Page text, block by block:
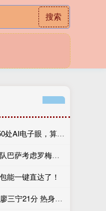
搜索
西藏炒股配资 深圳一街道“上岗”50处AI电子眼，算出产业与民生双赢账
配资炒股排名 阿斯：若阿劳霍离队巴萨考虑罗梅罗 但如果他留队就不会补强防线
能一键直达了！
股票配资公司官网 杨瀚森7分8板廖三宁21分 热身赛中国男篮险胜荷兰